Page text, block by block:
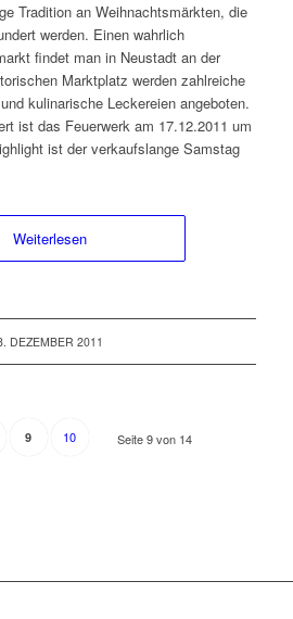
Tradition an Weihnachtsmärkten, die
werden. Einen wahrlich
findet man in Neustadt an der
Marktplatz werden zahlreiche
kulinarische Leckereien angeboten.
ist das Feuerwerk am 17.12.2011 um
ist der verkaufslange Samstag
Weiterlesen
DEZEMBER 2011
Seite 9 von 14
9 10